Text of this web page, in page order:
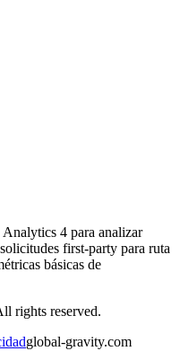
4 para analizar
first-party para ruta
básicas de
rights reserved.
global-gravity.com